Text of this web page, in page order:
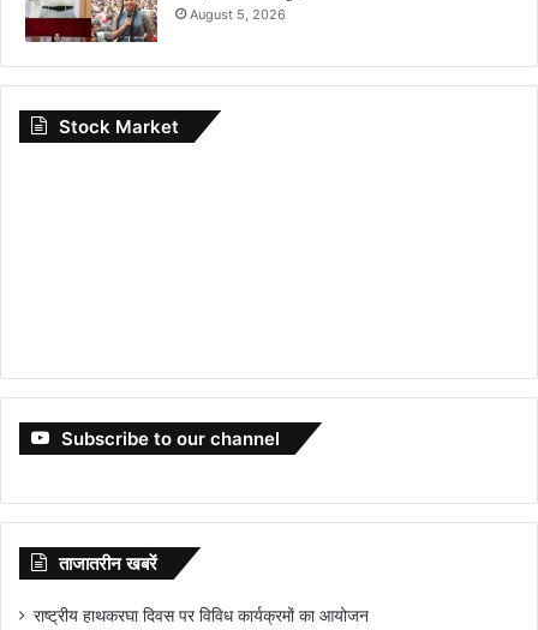
August 5, 2026
Stock Market
Subscribe to our channel
ताजातरीन खबरें
राष्ट्रीय हाथकरघा दिवस पर विविध कार्यक्रमों का आयोजन